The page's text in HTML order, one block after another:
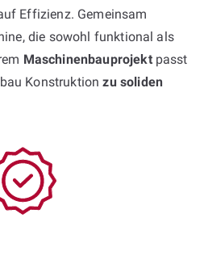
Effizienz. Gemeinsam
die sowohl funktional als
Maschinenbauprojektpasst
Konstruktionzu soliden